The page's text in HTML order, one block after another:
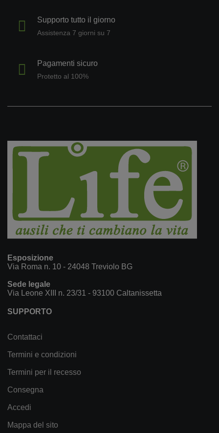
Supporto tutto il giorno
Assistenza 7 giorni su 7
Pagamenti sicuro
Protetto al 100%
Esposizione
Via Roma n. 10 - 24048 Treviolo BG
Sede legale
Via Leone XIII n. 23/31 - 93100 Caltanissetta
SUPPORTO
Contattaci
Termini e condizioni
Termini per il recesso
Consegna
Accedi
Mappa del sito